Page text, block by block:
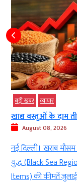
बड़ी खबर व्‍यापार
खाद्य वस्तुओं के दाम
August 08, 2026
नई दिल्ली। खराब
युद्ध (Black Sea
Items) की कीमतें